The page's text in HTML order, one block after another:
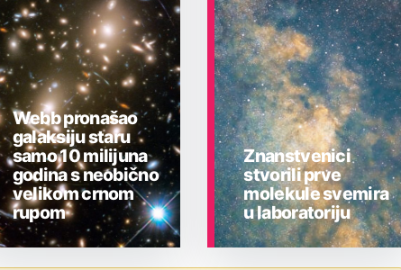
Webb pronašao
galaksiju staru
samo 10 milijuna
godina s neobično
velikom crnom
rupom
Znanstvenici
stvorili prve
molekule svemira
u laboratoriju